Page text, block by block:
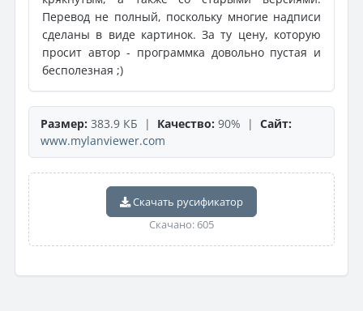
Перевод не полный, поскольку многие надписи
сделаны в виде картинок. За ту цену, которую
просит автор - программка довольно пустая и
бесполезная ;)
Размер: 383.9 КБ | Качество: 90% | Сайт:
www.mylanviewer.com
Скачать русификатор
Скачано: 605